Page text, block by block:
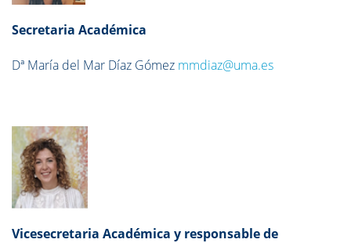
Secretaria Académica
Dª María del Mar Díaz Gómez mmdiaz@uma.es
Vicesecretaria Académica y responsable de